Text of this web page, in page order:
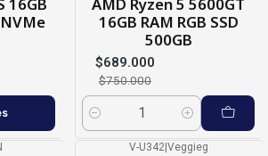
16GB
AMD Ryzen 5 5600GT
16GB RAM RGB SSD
500GB
$689.000
$750.000
Cantidad
V-U342|Veggieg